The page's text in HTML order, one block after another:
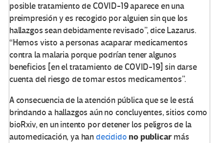
posible tratamiento de COVID-19 aparece en una
preimpresión y es recogido por alguien sin que los
hallazgos sean debidamente revisado”, dice Lazarus.
“Hemos visto a personas acaparar medicamentos
contra la malaria porque podrían tener algunos
beneficios [en el tratamiento de COVID-19] sin darse
cuenta del riesgo de tomar estos medicamentos”.
A consecuencia de la atención pública que se le está
brindando a hallazgos aún no concluyentes, sitios como
bioRxiv, en un intento por detener los peligros de la
automedicación, ya handecidido no publicar más